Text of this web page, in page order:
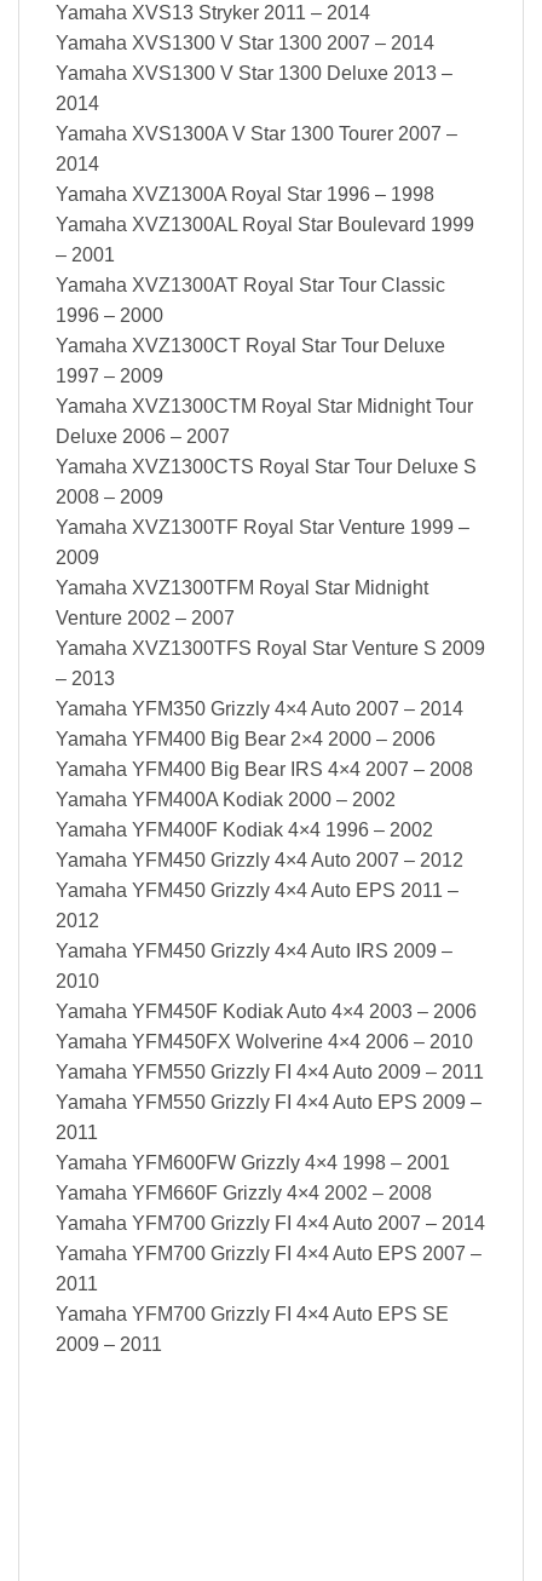
Yamaha XVS13 Stryker 2011 – 2014
Yamaha XVS1300 V Star 1300 2007 – 2014
Yamaha XVS1300 V Star 1300 Deluxe 2013 –
2014
Yamaha XVS1300A V Star 1300 Tourer 2007 –
2014
Yamaha XVZ1300A Royal Star 1996 – 1998
Yamaha XVZ1300AL Royal Star Boulevard 1999
– 2001
Yamaha XVZ1300AT Royal Star Tour Classic
1996 – 2000
Yamaha XVZ1300CT Royal Star Tour Deluxe
1997 – 2009
Yamaha XVZ1300CTM Royal Star Midnight Tour
Deluxe 2006 – 2007
Yamaha XVZ1300CTS Royal Star Tour Deluxe S
2008 – 2009
Yamaha XVZ1300TF Royal Star Venture 1999 –
2009
Yamaha XVZ1300TFM Royal Star Midnight
Venture 2002 – 2007
Yamaha XVZ1300TFS Royal Star Venture S 2009
– 2013
Yamaha YFM350 Grizzly 4×4 Auto 2007 – 2014
Yamaha YFM400 Big Bear 2×4 2000 – 2006
Yamaha YFM400 Big Bear IRS 4×4 2007 – 2008
Yamaha YFM400A Kodiak 2000 – 2002
Yamaha YFM400F Kodiak 4×4 1996 – 2002
Yamaha YFM450 Grizzly 4×4 Auto 2007 – 2012
Yamaha YFM450 Grizzly 4×4 Auto EPS 2011 –
2012
Yamaha YFM450 Grizzly 4×4 Auto IRS 2009 –
2010
Yamaha YFM450F Kodiak Auto 4×4 2003 – 2006
Yamaha YFM450FX Wolverine 4×4 2006 – 2010
Yamaha YFM550 Grizzly FI 4×4 Auto 2009 – 2011
Yamaha YFM550 Grizzly FI 4×4 Auto EPS 2009 –
2011
Yamaha YFM600FW Grizzly 4×4 1998 – 2001
Yamaha YFM660F Grizzly 4×4 2002 – 2008
Yamaha YFM700 Grizzly FI 4×4 Auto 2007 – 2014
Yamaha YFM700 Grizzly FI 4×4 Auto EPS 2007 –
2011
Yamaha YFM700 Grizzly FI 4×4 Auto EPS SE
2009 – 2011